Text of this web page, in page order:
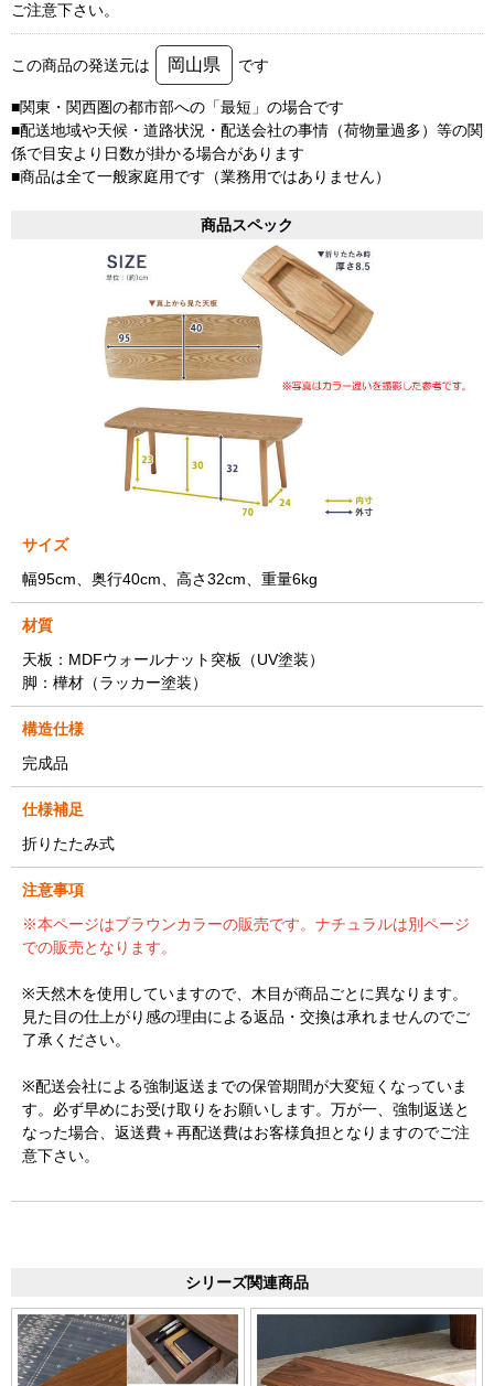
ご注意下さい。
この商品の発送元は 岡山県 です
■関東・関西圏の都市部への「最短」の場合です
■配送地域や天候・道路状況・配送会社の事情（荷物量過多）等の関
係で目安より日数が掛かる場合があります
■商品は全て一般家庭用です（業務用ではありません）
商品スペック
サイズ
幅95cm、奥行40cm、高さ32cm、重量6kg
材質
天板：MDFウォールナット突板（UV塗装）
脚：樺材（ラッカー塗装）
構造仕様
完成品
仕様補足
折りたたみ式
注意事項
※本ページはブラウンカラーの販売です。ナチュラルは別ページ
での販売となります。
※天然木を使用していますので、木目が商品ごとに異なります。
見た目の仕上がり感の理由による返品・交換は承れませんのでご
了承ください。
※配送会社による強制返送までの保管期間が大変短くなっていま
す。必ず早めにお受け取りをお願いします。万が一、強制返送と
なった場合、返送費＋再配送費はお客様負担となりますのでご注
意下さい。
シリーズ関連商品